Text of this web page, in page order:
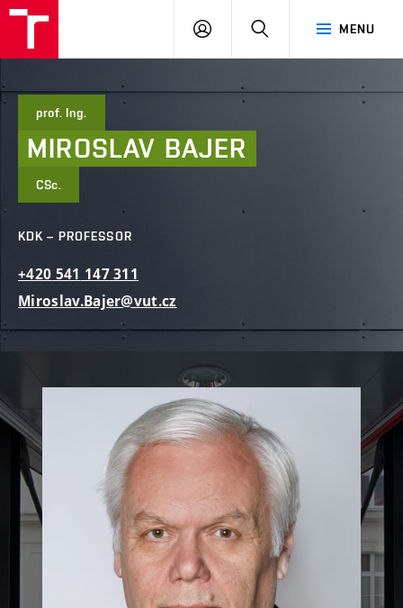
MENU
LOG
prof. Ing.
MIROSLAV BAJER
CSc.
KDK – PROFESSOR
+420 541 147311
Miroslav.Bajer@vut.cz